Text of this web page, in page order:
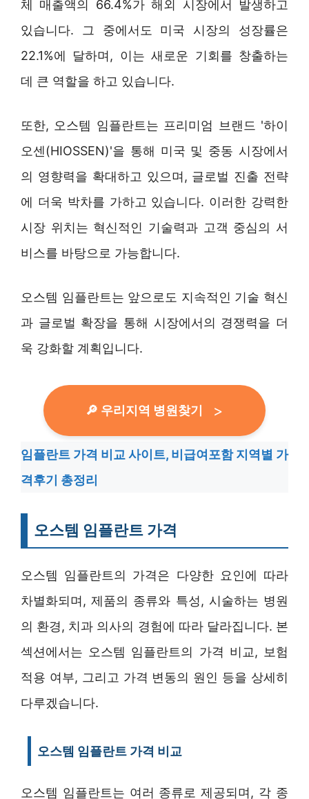
체 매출액의 66.4%가 해외 시장에서 발생하고
있습니다. 그 중에서도 미국 시장의 성장률은
22.1%에 달하며, 이는 새로운 기회를 창출하는
데 큰 역할을 하고 있습니다.
또한, 오스템 임플란트는 프리미엄 브랜드 '하이
오센(HIOSSEN)'을 통해 미국 및 중동 시장에서
의 영향력을 확대하고 있으며, 글로벌 진출 전략
에 더욱 박차를 가하고 있습니다. 이러한 강력한
시장 위치는 혁신적인 기술력과 고객 중심의 서
비스를 바탕으로 가능합니다.
오스템 임플란트는 앞으로도 지속적인 기술 혁신
과 글로벌 확장을 통해 시장에서의 경쟁력을 더
욱 강화할 계획입니다.
🔎 우리지역 병원찾기
임플란트 가격 비교 사이트, 비급여포함 지역별 가
격후기 총정리
오스템 임플란트 가격
오스템 임플란트의 가격은 다양한 요인에 따라
차별화되며, 제품의 종류와 특성, 시술하는 병원
의 환경, 치과 의사의 경험에 따라 달라집니다. 본
섹션에서는 오스템 임플란트의 가격 비교, 보험
적용 여부, 그리고 가격 변동의 원인 등을 상세히
다루겠습니다.
오스템 임플란트 가격 비교
오스템 임플란트는 여러 종류로 제공되며, 각 종